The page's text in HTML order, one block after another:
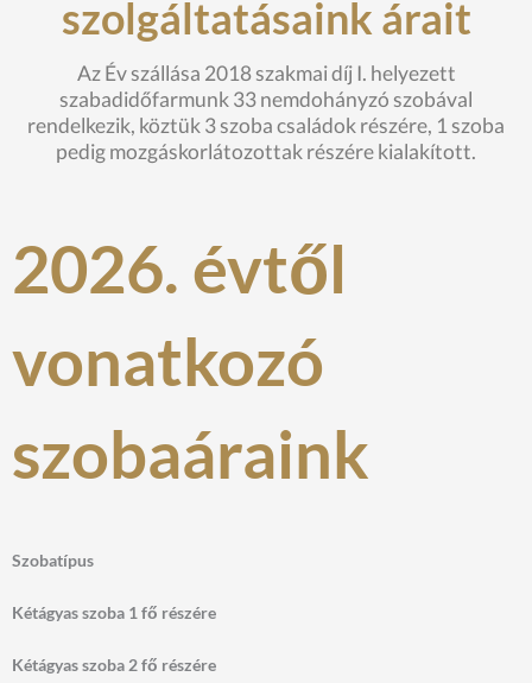
szolgáltatásaink árait
Az Év szállása 2018 szakmai díj I. helyezett
szabadidőfarmunk 33 nemdohányzó szobával
rendelkezik, köztük 3 szoba családok részére, 1 szoba
pedig mozgáskorlátozottak részére kialakított.
2026. évtől
vonatkozó
szobaáraink
Szobatípus
Kétágyas szoba 1 fő részére
Kétágyas szoba 2 fő részére